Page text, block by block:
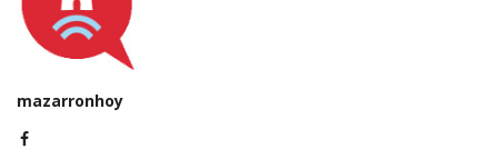
mazarronhoy